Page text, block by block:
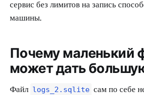
сервис без лимитов на запись
машины.
Почему маленький
может дать
Файл logs_2.sqlite сам по себе